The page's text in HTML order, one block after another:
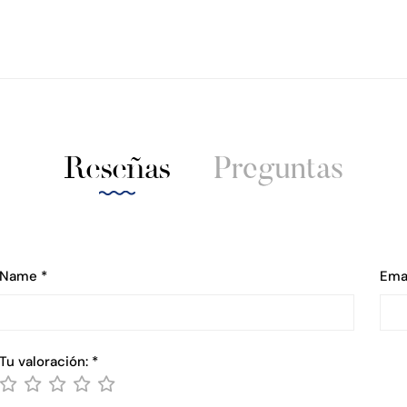
Reseñas Preguntas
Name *
Tu valoración: *